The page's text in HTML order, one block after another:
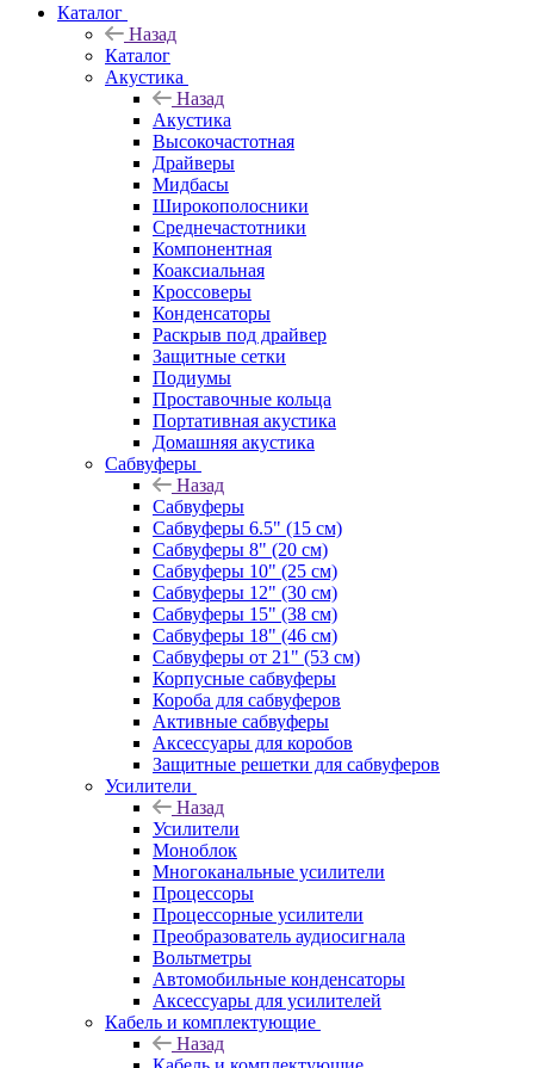
Каталог
Назад
Каталог
Акустика
Назад
Акустика
Высокочастотная
Драйверы
Мидбасы
Широкополосники
Среднечастотники
Компонентная
Коаксиальная
Кроссоверы
Конденсаторы
Раскрыв под драйвер
Защитные сетки
Подиумы
Проставочные кольца
Портативная акустика
Домашняя акустика
Сабвуферы
Назад
Сабвуферы
Сабвуферы 6.5" (15 см)
Сабвуферы 8" (20 см)
Сабвуферы 10" (25 см)
Сабвуферы 12" (30 см)
Сабвуферы 15" (38 см)
Сабвуферы 18" (46 см)
Сабвуферы от 21" (53 см)
Корпусные сабвуферы
Короба для сабвуферов
Активные сабвуферы
Аксессуары для коробов
Защитные решетки для сабвуферов
Усилители
Назад
Усилители
Моноблок
Многоканальные усилители
Процессоры
Процессорные усилители
Преобразователь аудиосигнала
Вольтметры
Автомобильные конденсаторы
Аксессуары для усилителей
Кабель и комплектующие
Назад